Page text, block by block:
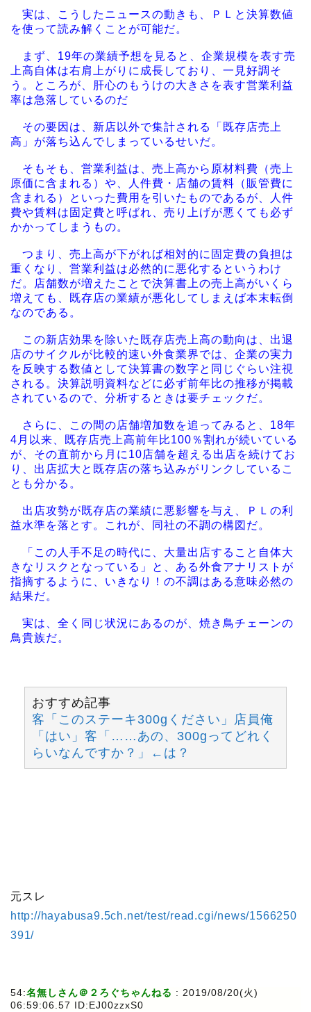
実は、こうしたニュースの動きも、ＰＬと決算数値
を使って読み解くことが可能だ。
まず、19年の業績予想を見ると、企業規模を表す売
上高自体は右肩上がりに成長しており、一見好調そ
う。ところが、肝心のもうけの大きさを表す営業利益
率は急落しているのだ
その要因は、新店以外で集計される「既存店売上
高」が落ち込んでしまっているせいだ。
そもそも、営業利益は、売上高から原材料費（売上
原価に含まれる）や、人件費・店舗の賃料（販管費に
含まれる）といった費用を引いたものであるが、人件
費や賃料は固定費と呼ばれ、売り上げが悪くても必ず
かかってしまうもの。
つまり、売上高が下がれば相対的に固定費の負担は
重くなり、営業利益は必然的に悪化するというわけ
だ。店舗数が増えたことで決算書上の売上高がいくら
増えても、既存店の業績が悪化してしまえば本末転倒
なのである。
この新店効果を除いた既存店売上高の動向は、出退
店のサイクルが比較的速い外食業界では、企業の実力
を反映する数値として決算書の数字と同じぐらい注視
される。決算説明資料などに必ず前年比の推移が掲載
されているので、分析するときは要チェックだ。
さらに、この間の店舗増加数を追ってみると、18年
4月以来、既存店売上高前年比100％割れが続いている
が、その直前から月に10店舗を超える出店を続けてお
り、出店拡大と既存店の落ち込みがリンクしているこ
とも分かる。
出店攻勢が既存店の業績に悪影響を与え、ＰＬの利
益水準を落とす。これが、同社の不調の構図だ。
「この人手不足の時代に、大量出店すること自体大
きなリスクとなっている」と、ある外食アナリストが
指摘するように、いきなり！の不調はある意味必然の
結果だ。
実は、全く同じ状況にあるのが、焼き鳥チェーンの
鳥貴族だ。
おすすめ記事
客「このステーキ300gください」店員俺
「はい」客「……あの、300gってどれく
らいなんですか？」←は？
元スレ
http://hayabusa9.5ch.net/test/read.cgi/news/1566250
391/
54:名無しさん＠２ろぐちゃんねる : 2019/08/20(火)
06:59:06.57 ID:EJ00zzxS0